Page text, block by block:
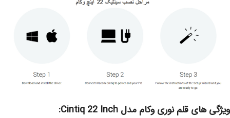
ویژگی های قلم نوری وکام مدل Cintiq 22 Inch: